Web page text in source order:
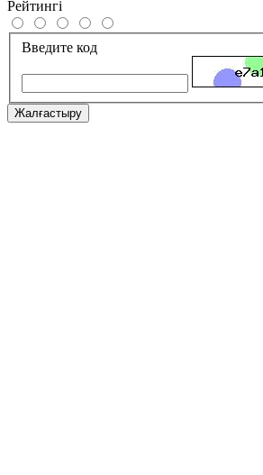
Рейтингі
Введите код
Жалғастыру